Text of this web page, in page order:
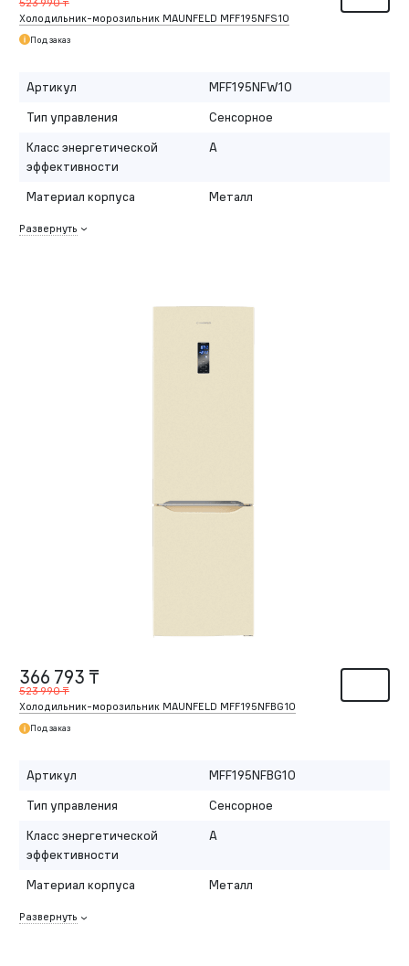
Холодильник-морозильник MAUNFELD MFF195NFS10
Под заказ
Артикул
MFF195NFW10
Тип управления
Сенсорное
Класс энергетической
эффективности
A
Материал корпуса Металл
Развернуть
366 793 ₸
523 990 ₸
Холодильник-морозильник MAUNFELD MFF195NFBG10
Под заказ
Артикул
MFF195NFBG10
Тип управления
Сенсорное
Класс энергетической
эффективности
A
Материал корпуса Металл
Развернуть